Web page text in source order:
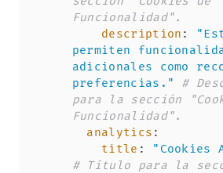
Funcionalidad".
description :
permiten
adicionales como
preferencias."
#
para la sección
Funcionalidad".
analytics :
title :
"Cookies
# Título para la